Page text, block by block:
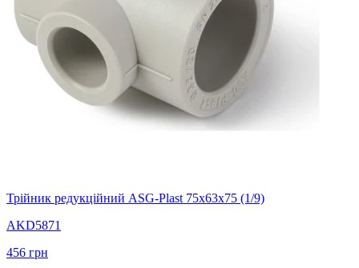
Трійник редукційний ASG-Plast 75х63х75 (1/9)
AKD5871
456 грн